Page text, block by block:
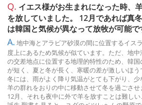
Q. イエス様がお生まれになった時、
を放していました。 12月であれば真
は韓国と気候が異なって放牧が可能で
A. 地中海とアラビア砂漠の間に位置するイス
度上にあるため気候が似ています。ただ、地
の交差地点に位置する地理的特性のため、韓
が短く、夏と冬が長く、寒暖の差が激しいほ
冬には、雨がよく降り気温がとても下がり、少
羊の群れをおりの中に移動させて冬を過ごさ
12月、それも夜中に外で羊を放すことは難し